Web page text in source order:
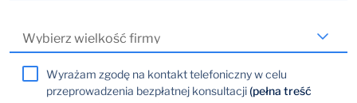
Wyrażam zgodę na kontakt telefoniczny w celu
przeprowadzenia bezpłatnej konsultacji(pełna treść